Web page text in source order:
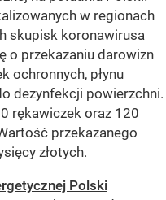
w regionach
skupisk koronawirusa
o przekazaniu darowizn
ochronnych, płynu
dezynfekcji powierzchni.
rękawiczek oraz 120
przekazanego
złotych.
Polski